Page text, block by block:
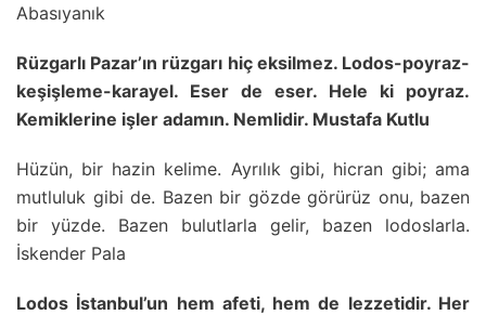
Abasıyanık
Rüzgarlı Pazar’ın rüzgarı hiç eksilmez. Lodos-poyraz-
keşişleme-karayel. Eser de eser. Hele ki poyraz.
Kemiklerine işler adamın. Nemlidir. Mustafa Kutlu
Hüzün, bir hazin kelime. Ayrılık gibi, hicran gibi; ama
mutluluk gibi de. Bazen bir gözde görürüz onu, bazen
bir yüzde. Bazen bulutlarla gelir, bazen lodoslarla.
İskender Pala
Lodos İstanbul’un hem afeti, hem de lezzetidir. Her